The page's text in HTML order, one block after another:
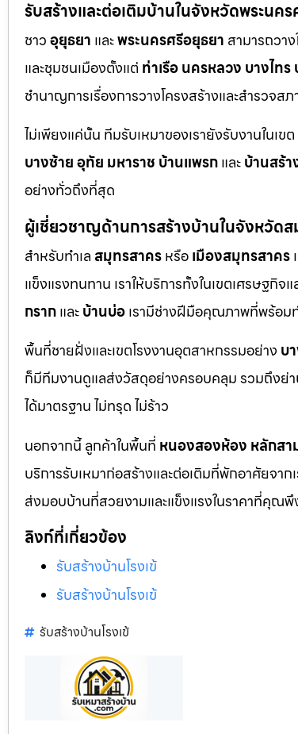
รับสร้างและต่อเติมบ้านในจังหวัดพระนค
ชาวอุยุธยา และพระนครศรีอยุธยา สามารถวา
และชุมชนเมืองตั้งแต่ ท่าเรือนครหลวง บางไทร
ชำนาญการเรื่องการวางโครงสร้างและสำรวจส
ไม่เพียงแค่นั้น ทีมรับเหมาของเรายังรับงานในเขต
บางซ้ายอุทัย มหาราช บ้านแพรกและบ้านสร้า
อย่างทั่วถึงที่สุด
ผู้เชี่ยวชาญด้านการสร้างบ้านในจังหวัด
สำหรับทำเล สมุทรสาครหรือเมืองสมุทรสาคร
แข็งแรงทนทาน เราให้บริการทั้งในเขตเศรษฐกิ
กรากและบ้านบ่อเรามีช่างฝีมือคุณภาพที่พร้อม
พื้นที่ชายฝั่งและเขตโรงงานอุตสาหกรรมอย่าง บ
ก็มีทีมงานดูแลส่งวัสดุอย่างครอบคลุม รวมถึงย่
ได้มาตรฐาน ไม่ทรุด ไม่ร้าว
นอกจากนี้ ลูกค้าในพื้นที่ หนองสองห้อง หลักสา
บริการรับเหมาก่อสร้างและต่อเติมที่พักอาศัยจา
ส่งมอบบ้านที่สวยงามและแข็งแรงในราคาที่คุณพึ
ลิงก์ที่เกี่ยวข้อง
รับสร้างบ้านโรงเข้
รับสร้างบ้านโรงเข้
รับสร้างบ้านโรงเข้